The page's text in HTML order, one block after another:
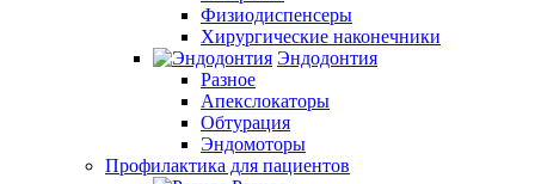
Физиодиспенсеры
Хирургические наконечники
Эндодонтия
Разное
Апекслокаторы
Обтурация
Эндомоторы
Профилактика для пациентов